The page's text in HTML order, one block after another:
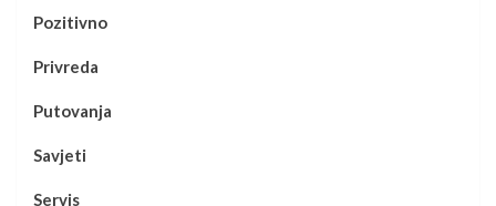
Pozitivno
Privreda
Putovanja
Savjeti
Servis